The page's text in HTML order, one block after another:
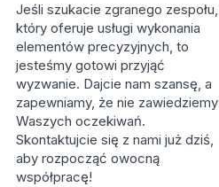
Jeśli szukacie zgranego zespołu,
który oferuje usługi wykonania
elementów precyzyjnych, to
jesteśmy gotowi przyjąć
wyzwanie. Dajcie nam szansę, a
zapewniamy, że nie zawiedziemy
Waszych oczekiwań.
Skontaktujcie się z nami już dziś,
aby rozpocząć owocną
współpracę!